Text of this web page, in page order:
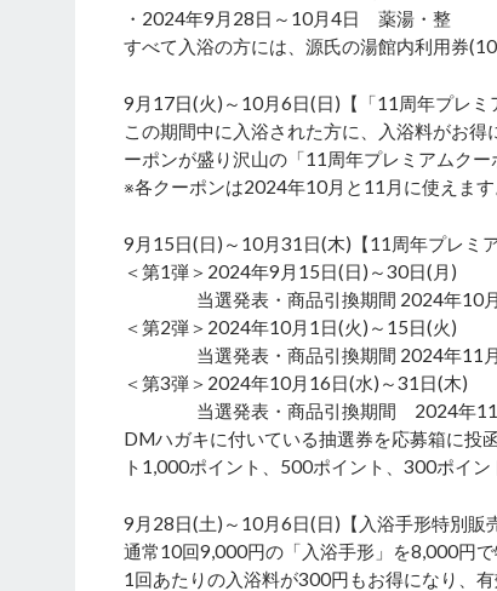
・2024年9月28日～10月4日 薬湯・整
すべて入浴の方には、源氏の湯館内利用券
9月17日(火)～10月6日(日)【「11周年プレミ
この期間中に入浴された方に、入浴料がお
ーポンが盛り沢山の「11周年プレミアムクー
※各クーポンは2024年10月と11月に使えます
9月15日(日)～10月31日(木)【11周年プレミア
＜第1弾＞2024年9月15日(日)～30日(月)
当選発表・商品引換期間 2024年10月
＜第2弾＞2024年10月1日(火)～15日(火)
当選発表・商品引換期間 2024年11月
＜第3弾＞2024年10月16日(水)～31日(木)
当選発表・商品引換期間 2024年11
DMハガキに付いている抽選券を応募箱に投
ト1,000ポイント、500ポイント、300ポイン
9月28日(土)～10月6日(日)【入浴手形特別販
通常10回9,000円の「入浴手形」を8,000円で
1回あたりの入浴料が300円もお得になり、